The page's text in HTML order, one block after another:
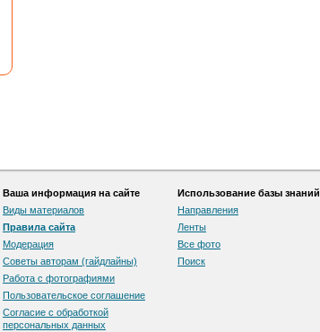
Ваша информация на сайте
Виды материалов
Правила сайта
Модерация
Советы авторам (гайдлайны)
Работа с фотографиями
Пользовательскоe соглашение
Согласие с обработкой
персональных данных
Использование базы знаний
Направления
Ленты
Все фото
Поиск